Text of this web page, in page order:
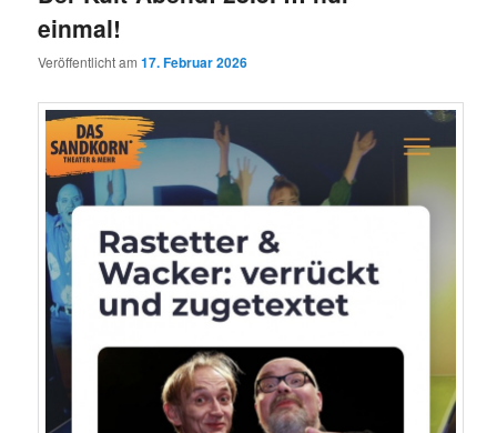
einmal!
Veröffentlicht am17. Februar 2026